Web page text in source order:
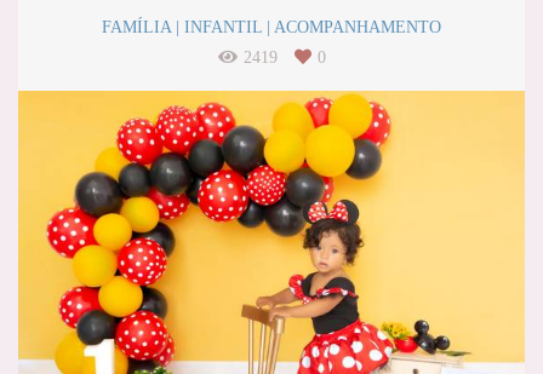
FAMÍLIA | INFANTIL | ACOMPANHAMENTO
2419
0